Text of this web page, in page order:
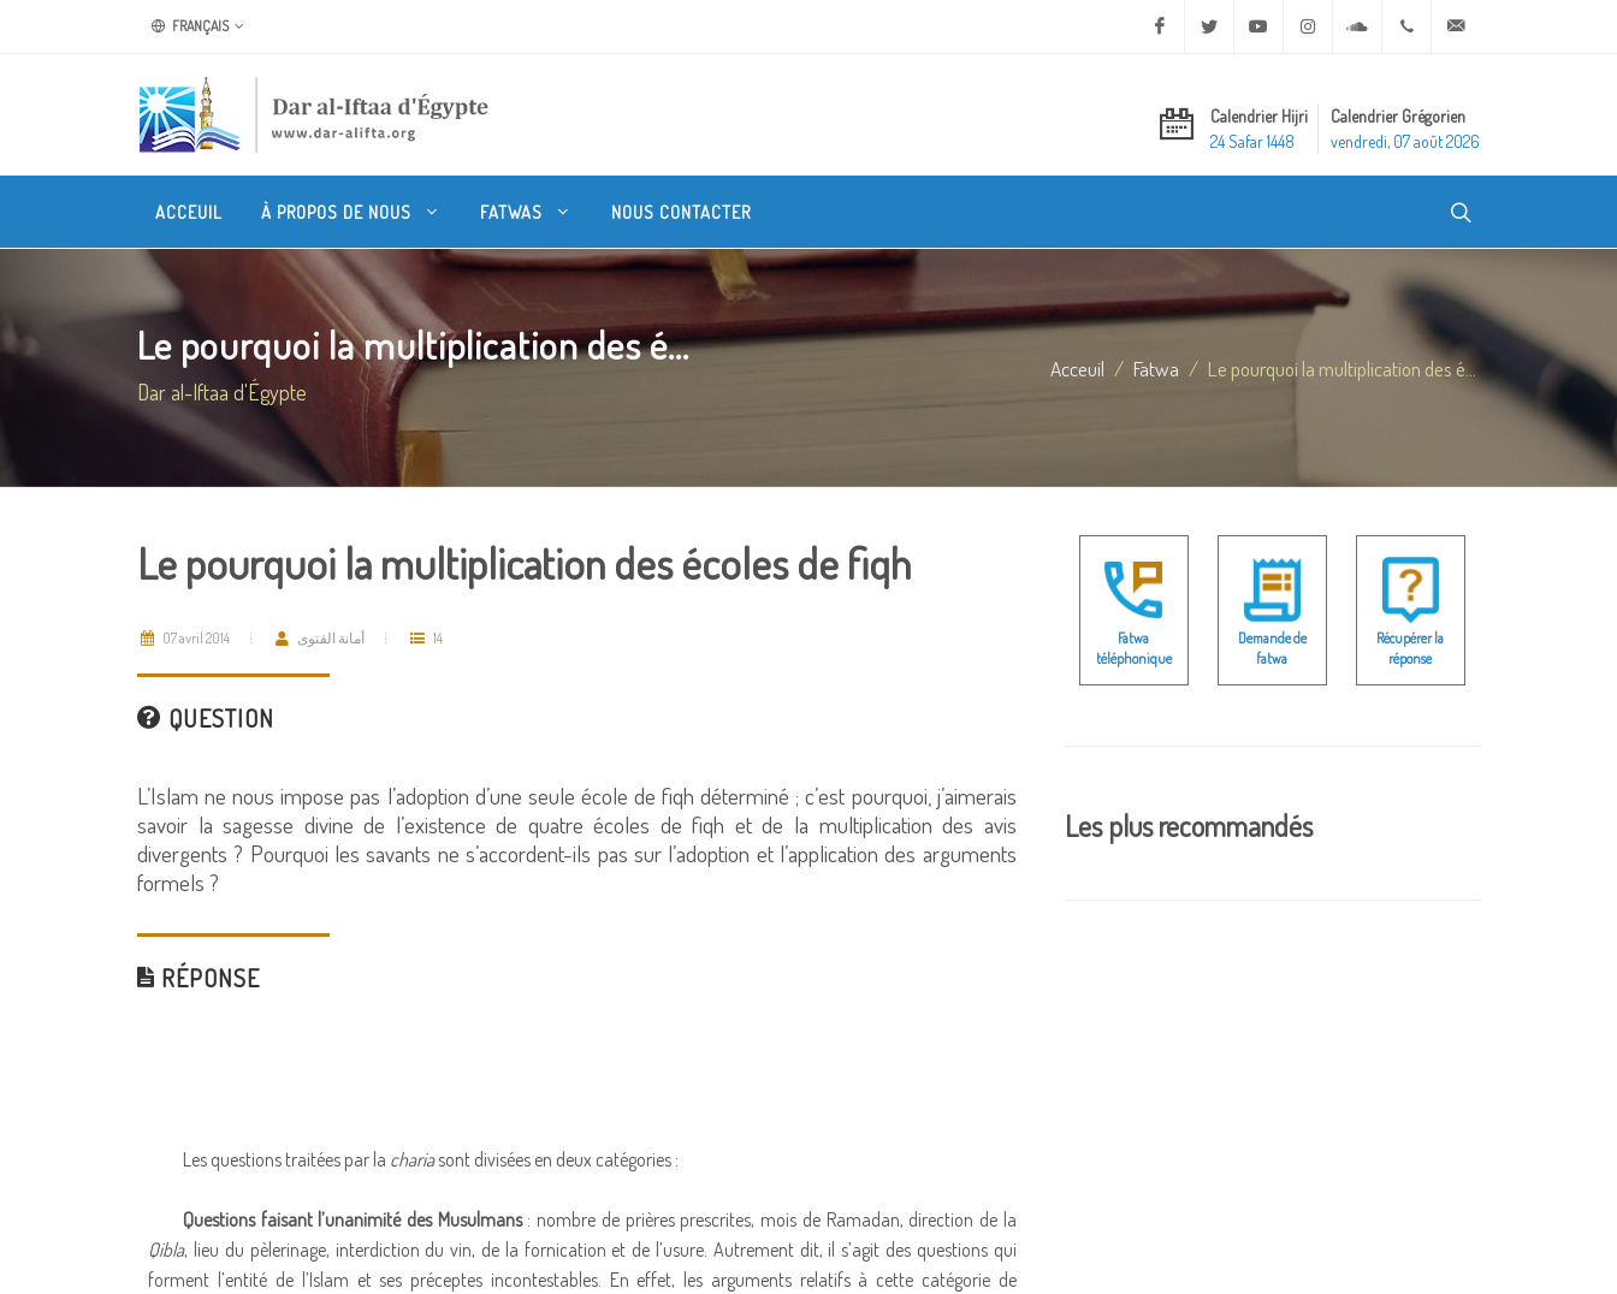
FRANÇAIS Facebook Twitter Youtube Instagram Soundcloud+20 2 25970400
Calendrier Hijri
24 Safar 1448
Calendrier Grégorien
vendredi, 07 août 2026
ACCEUIL À PROPOS DE NOUS FATWAS NOUS CONTACTER
Le pourquoi la multiplication des é...
Dar al-Iftaa d'Égypte
Acceuil Fatwa Le pourquoi la multiplication des é...
Le pourquoi la multiplication des écoles de fiqh
07 avril 2014 أمانة الفتوى 14
QUESTION
L’Islam ne nous impose pas l’adoption d’une seule école de fiqh déterminé ; c’est pourquoi, j’aimerais
savoir la sagesse divine de l’existence de quatre écoles de fiqh et de la multiplication des avis
divergents ? Pourquoi les savants ne s’accordent-ils pas sur l’adoption et l’application des arguments
formels ?
RÉPONSE
Les questions traitées par la chariasont divisées en deux catégories :
Questions faisant l’unanimité des Musulmans: nombre de prières prescrites, mois de Ramadan, direction de la
Qibla, lieu du pèlerinage, interdiction du vin, de la fornication et de l’usure. Autrement dit, il s’agit des questions qui
forment l’entité de l’Islam et ses préceptes incontestables. En effet, les arguments relatifs à cette catégorie de
Fatwa
téléphonique
Demande de
fatwa
Récupérer la
réponse
Les plus recommandés